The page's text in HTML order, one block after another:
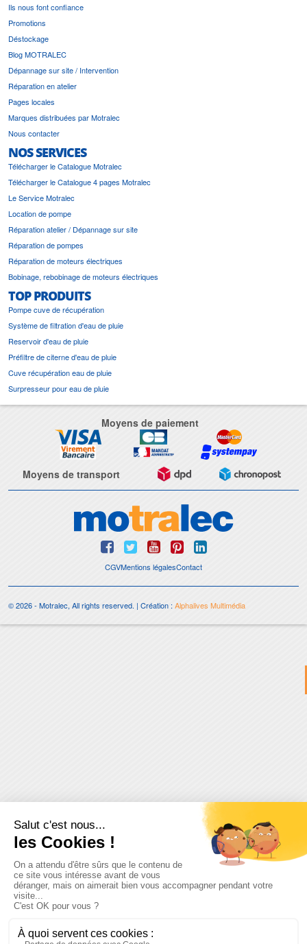
Ils nous font confiance
Promotions
Déstockage
Blog MOTRALEC
Dépannage sur site / Intervention
Réparation en atelier
Pages locales
Marques distribuées par Motralec
Nous contacter
NOS SERVICES
Télécharger le Catalogue Motralec
Télécharger le Catalogue 4 pages Motralec
Le Service Motralec
Location de pompe
Réparation atelier / Dépannage sur site
Réparation de pompes
Réparation de moteurs électriques
Bobinage, rebobinage de moteurs électriques
TOP PRODUITS
Pompe cuve de récupération
Système de filtration d'eau de pluie
Reservoir d'eau de pluie
Préfiltre de citerne d'eau de pluie
Cuve récupération eau de pluie
Surpresseur pour eau de pluie
Moyens de paiement
Moyens de transport
CGVMentions légalesContact
© 2026 - Motralec, All rights reserved. | Création : Alphalives Multimédia